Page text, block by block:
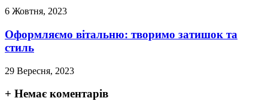
6 Жовтня, 2023
Оформляємо вітальню: творимо затишок та
стиль
29 Вересня, 2023
+ Немає коментарів